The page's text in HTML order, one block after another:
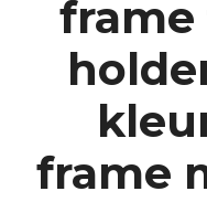
frame